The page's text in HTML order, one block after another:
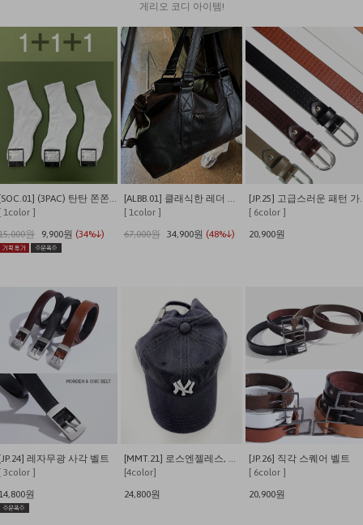
게리오 코디 아이템!
[SOC.01] (3PAC) 탄탄 쫀쫀 발이 편안한 쿠셔닝 사계절 데일리양말
1color ]
원
9,900원 (34%↓)
[ALBB.01] 클래식한 레더 크로스 보스턴백
[ 1color ]
67,000원
34,900원 (48%↓)
[JP.25]
[ 6color ]
20,900원
레자무광 사각 벨트
3color ]
원
[MMT.21] 로스엔젤레스, 뉴욕 워싱 캡
[4color]
24,800원
[JP.26] 직각 스퀘어 벨트
[ 6color ]
20,900원